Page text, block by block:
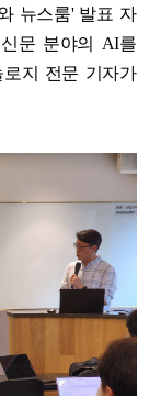
뉴스룸' 발표 자
문 분야의 AI를
지 전문 기자가